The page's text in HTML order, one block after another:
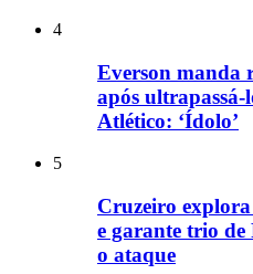
4
Everson manda
após
Atlético: ‘Ídolo’
5
Cruzeiro
e garante trio de
o ataque